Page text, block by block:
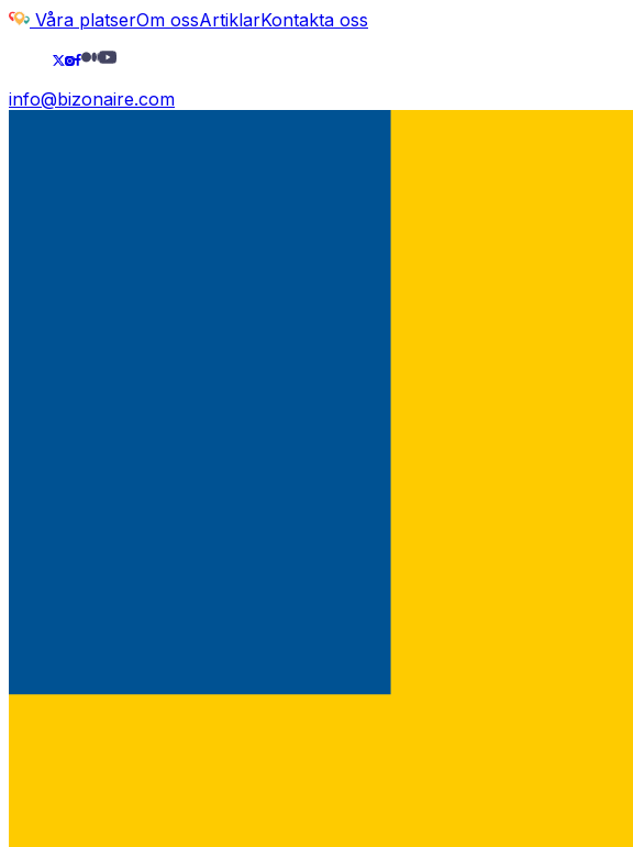
Våra platserOm ossArtiklarKontakta oss
info@bizonaire.com